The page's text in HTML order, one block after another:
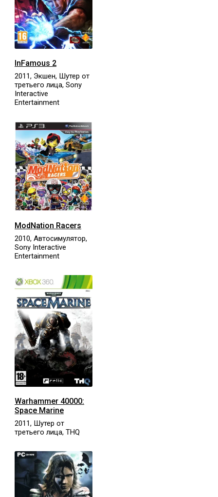
InFamous 2
2011, Экшен, Шутер от
третьего лица, Sony
Interactive
Entertainment
ModNation Racers
2010, Автосимулятор,
Sony Interactive
Entertainment
Warhammer 40000:
Space Marine
2011, Шутер от
третьего лица, THQ